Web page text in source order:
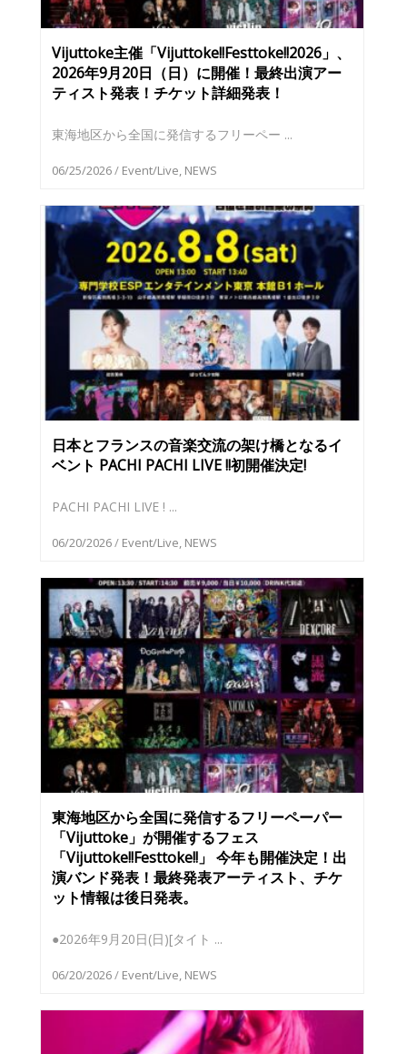
Vijuttoke主催「Vijuttoke!!Festtoke!!2026」、
2026年9月20日（日）に開催！最終出演アー
ティスト発表！チケット詳細発表！
東海地区から全国に発信するフリーペー ...
06/25/2026/ Event/Live, NEWS
日本とフランスの音楽交流の架け橋となるイ
ベント PACHI PACHI LIVE !!初開催決定!
PACHI PACHI LIVE ! ...
06/20/2026/ Event/Live, NEWS
東海地区から全国に発信するフリーペーパー
「Vijuttoke」が開催するフェス
「Vijuttoke!!Festtoke!!」 今年も開催決定！出
演バンド発表！最終発表アーティスト、チケ
ット情報は後日発表。
●2026年9月20日(日)[タイト ...
06/20/2026/ Event/Live, NEWS